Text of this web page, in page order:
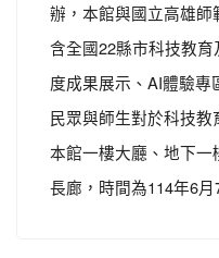
辦，本館與國立高雄
含全國22縣市科技教
度成果展示、AI體驗
民眾與師生對於科技
本館一樓大廳、地下
長廊，時間為114年6月